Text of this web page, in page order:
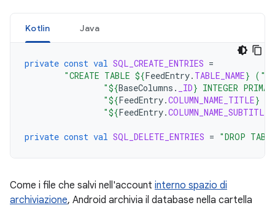
Kotlin Java
private const val SQL_CREATE_ENTRIES =
"CREATE TABLE ${FeedEntry. TABLE_NAME} ("
"${BaseColumns . _ID} INTEGER
"${FeedEntry.COLUMN_NAME_TITLE}
"${FeedEntry.COLUMN_NAME_SUBTITLE
private const val SQL_DELETE_ENTRIES = "DROP
Come i file che salvi nell'account interno spazio di
archiviazione, Android archivia il database nella cartella